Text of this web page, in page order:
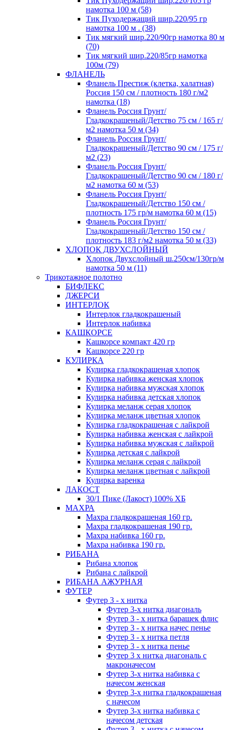
намотка 100 м (58)
Тик Пуходержащий шир.220/95 гр
намотка 100 м . (38)
Тик мягкий шир.220/90гр намотка 80 м
(70)
Тик мягкий шир.220/85гр намотка
100м (79)
ФЛАНЕЛЬ
Фланель Престиж (клетка, халатная)
Россия 150 см / плотность 180 г/м2
намотка (18)
Фланель Россия Грунт/
Гладкокрашеный/Детство 75 см / 165 г/
м2 намотка 50 м (34)
Фланель Россия Грунт/
Гладкокрашеный/Детство 90 см / 175 г/
м2 (23)
Фланель Россия Грунт/
Гладкокрашеный/Детство 90 см / 180 г/
м2 намотка 60 м (53)
Фланель Россия Грунт/
Гладкокрашеный/Детство 150 см /
плотность 175 гр/м намотка 60 м (15)
Фланель Россия Грунт/
Гладкокрашеный/Детство 150 см /
плотность 183 г/м2 намотка 50 м (33)
ХЛОПОК ДВУХСЛОЙНЫЙ
Хлопок Двухслойный ш.250см/130гр/м
намотка 50 м (11)
Трикотажное полотно
БИФЛЕКС
ДЖЕРСИ
ИНТЕРЛОК
Интерлок гладкокрашеный
Интерлок набивка
КАШКОРСЕ
Кашкорсе компакт 420 гр
Кашкорсе 220 гр
КУЛИРКА
Кулирка гладкокрашеная хлопок
Кулирка набивка женская хлопок
Кулирка набивка мужская хлопок
Кулирка набивка детская хлопок
Кулирка меланж серая хлопок
Кулирка меланж цветная хлопок
Кулирка гладкокрашеная с лайкрой
Кулирка набивка женская с лайкрой
Кулирка набивка мужская с лайкрой
Кулирка детская с лайкрой
Кулирка меланж серая с лайкрой
Кулирка меланж цветная с лайкрой
Кулирка варенка
ЛАКОСТ
30/1 Пике (Лакост) 100% ХБ
МАХРА
Махра гладкокрашеная 160 гр.
Махра гладкокрашеная 190 гр.
Махра набивка 160 гр.
Махра набивка 190 гр.
РИБАНА
Рибана хлопок
Рибана с лайкрой
РИБАНА АЖУРНАЯ
ФУТЕР
Футер 3 - х нитка
Футер 3-х нитка диагональ
Футер 3 - х нитка барашек флис
Футер 3 - х нитка начес пенье
Футер 3 - х нитка петля
Футер 3 - х нитка пенье
Футер 3 х нитка диагональ с
макроначесом
Футер 3-х нитка набивка с
начесом женская
Футер 3-х нитка гладкокрашеная
с начесом
Футер 3-х нитка набивка с
начесом детская